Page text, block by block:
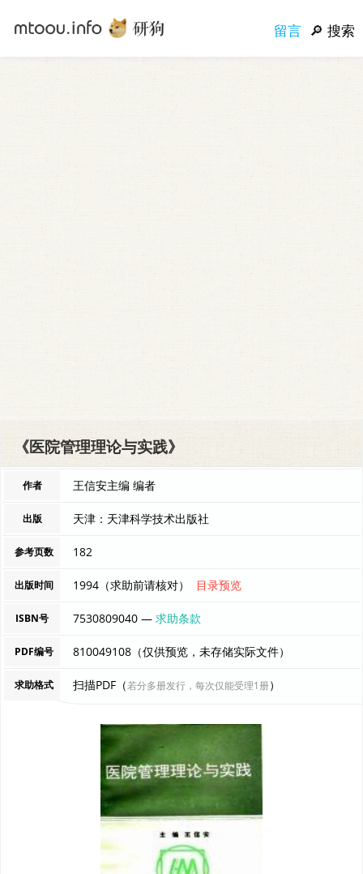
留言 搜索
《医院管理理论与实践》
作者 王信安主编 编者
出版 天津：天津科学技术出版社
参考页数 182
出版时间 1994（求助前请核对） 目录预览
ISBN号 7530809040 —求助条款
PDF编号 810049108（仅供预览，未存储实际文件）
求助格式 扫描PDF（若分多册发行，每次仅能受理1册）